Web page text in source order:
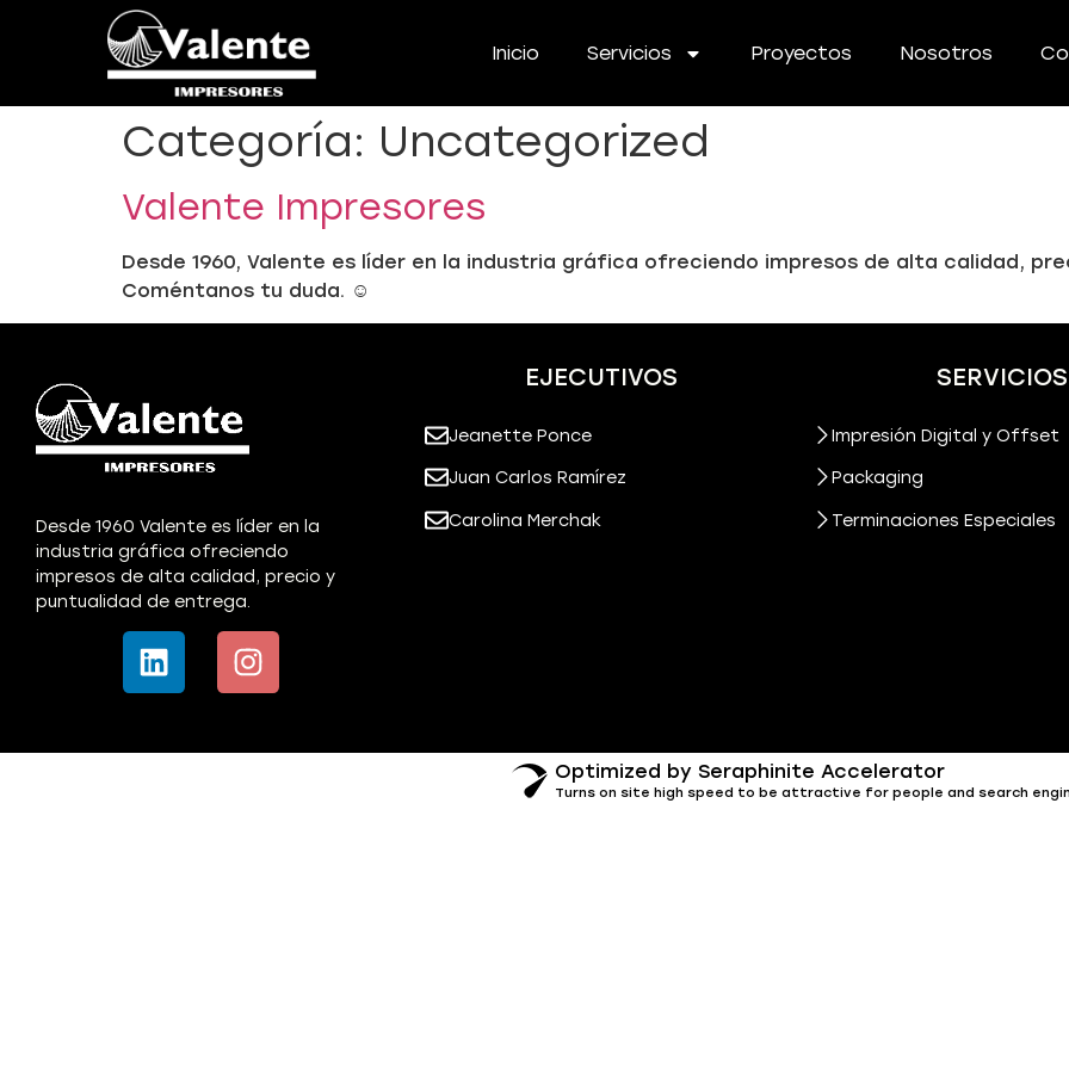
Inicio Servicios Proyectos Nosotros
Categoría: Uncategorized
Valente Impresores
Desde 1960, Valente es líder en la industria gráfica ofreciendo impresos de alta calidad,
Coméntanos tu duda. ☺️
Desde 1960 Valente es líder en la
industria gráfica ofreciendo
impresos de alta calidad, precio y
puntualidad de entrega.
EJECUTIVOS
Jeanette Ponce
Juan Carlos Ramírez
Carolina Merchak
SERVICIOS
Impresión Digital y Offset
Packaging
Terminaciones Especiales
Optimized by Seraphinite Accelerator
Turns on site high speed to be attractive for people and search